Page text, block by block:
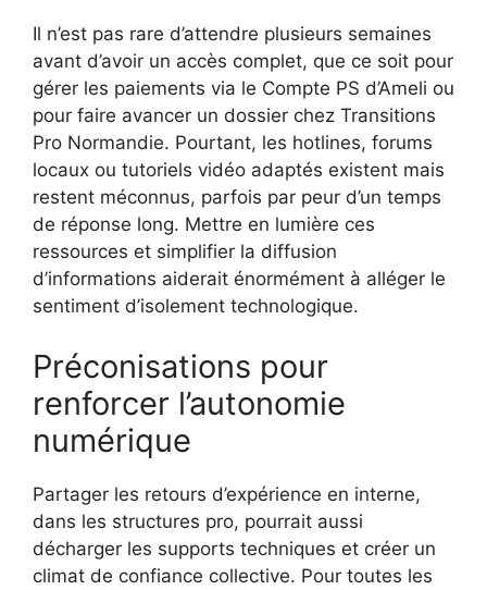
Il n’est pas rare d’attendre plusieurs semaines
avant d’avoir un accès complet, que ce soit pour
gérer les paiements via le Compte PS d’Ameli ou
pour faire avancer un dossier chez Transitions
Pro Normandie. Pourtant, les hotlines, forums
locaux ou tutoriels vidéo adaptés existent mais
restent méconnus, parfois par peur d’un temps
de réponse long. Mettre en lumière ces
ressources et simplifier la diffusion
d’informations aiderait énormément à alléger le
sentiment d’isolement technologique.
Préconisations pour
renforcer l’autonomie
numérique
Partager les retours d’expérience en interne,
dans les structures pro, pourrait aussi
décharger les supports techniques et créer un
climat de confiance collective. Pour toutes les